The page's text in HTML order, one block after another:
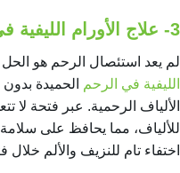
3- علاج الأورام الليفية في الرحم بالأشعة التداخلية
لم يعد استئصال الرحم هو الحل
الليفية في الرحم
الحميدة
الألياف الرحمية. عبر فتحة لا
للألياف، مما يحافظ على
اختفاء تام للنزيف والألم